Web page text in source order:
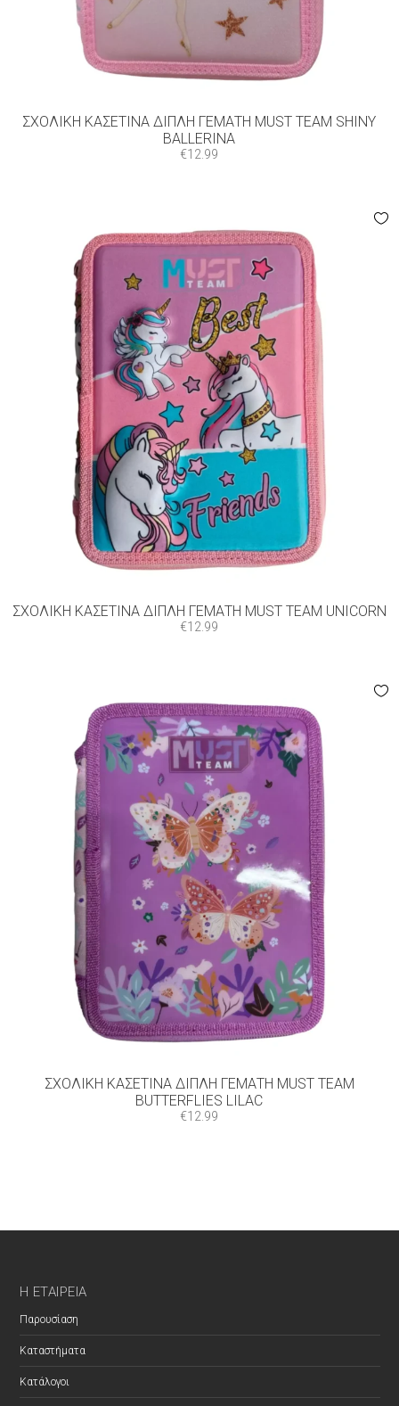
ΣΧΟΛΙΚΉ ΚΑΣΕΤΊΝΑ ΔΙΠΛΉ ΓΕΜΆΤΗ MUST TEAM SHINY
BALLERINA
€12.99
ΣΧΟΛΙΚΉ ΚΑΣΕΤΊΝΑ ΔΙΠΛΉ ΓΕΜΆΤΗ MUST TEAM UNICORN
€12.99
ΣΧΟΛΙΚΉ ΚΑΣΕΤΊΝΑ ΔΙΠΛΉ ΓΕΜΆΤΗ MUST TEAM
BUTTERFLIES LILAC
€12.99
Η ΕΤΑΙΡΕΊΑ
Παρουσίαση
Καταστήματα
Κατάλογοι